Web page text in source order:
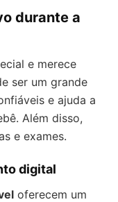
durante a
e merece
ser um grande
e ajuda a
Além disso,
e exames.
digital
oferecem um